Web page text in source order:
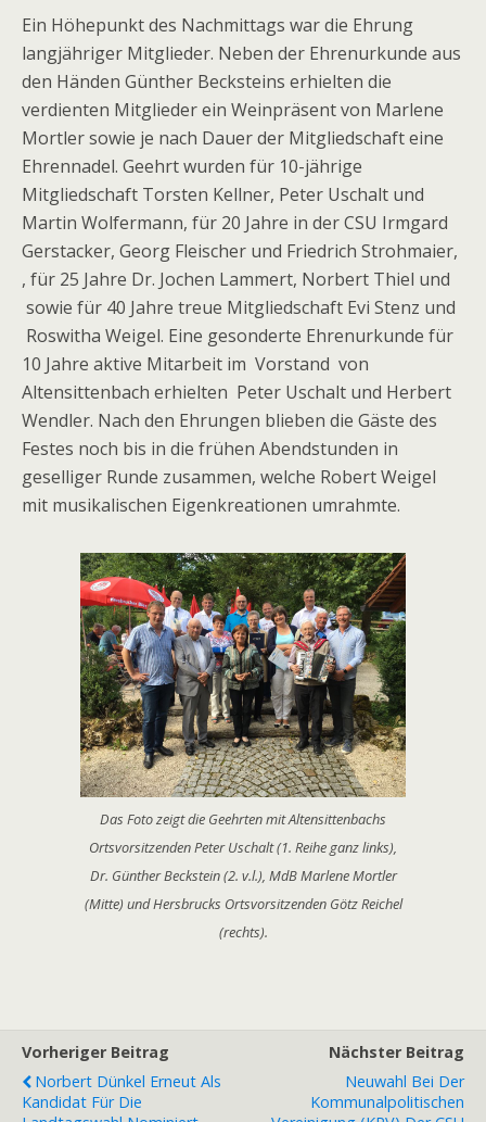
Ein Höhepunkt des Nachmittags war die Ehrung
langjähriger Mitglieder. Neben der Ehrenurkunde aus
den Händen Günther Becksteins erhielten die
verdienten Mitglieder ein Weinpräsent von Marlene
Mortler sowie je nach Dauer der Mitgliedschaft eine
Ehrennadel. Geehrt wurden für 10-jährige
Mitgliedschaft Torsten Kellner, Peter Uschalt und
Martin Wolfermann, für 20 Jahre in der CSU Irmgard
Gerstacker, Georg Fleischer und Friedrich Strohmaier,
, für 25 Jahre Dr. Jochen Lammert, Norbert Thiel und
sowie für 40 Jahre treue Mitgliedschaft Evi Stenz und
Roswitha Weigel. Eine gesonderte Ehrenurkunde für
10 Jahre aktive Mitarbeit im Vorstand von
Altensittenbach erhielten Peter Uschalt und Herbert
Wendler. Nach den Ehrungen blieben die Gäste des
Festes noch bis in die frühen Abendstunden in
geselliger Runde zusammen, welche Robert Weigel
mit musikalischen Eigenkreationen umrahmte.
Das Foto zeigt die Geehrten mit Altensittenbachs
Ortsvorsitzenden Peter Uschalt (1. Reihe ganz links),
Dr. Günther Beckstein (2. v.l.), MdB Marlene Mortler
(Mitte) und Hersbrucks Ortsvorsitzenden Götz Reichel
(rechts).
Vorheriger Beitrag
Norbert Dünkel Erneut Als
Kandidat Für Die
Nächster Beitrag
Neuwahl Bei Der
Kommunalpolitischen